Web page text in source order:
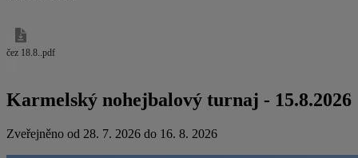
čez 18.8..pdf
Karmelský nohejbalový turnaj - 15.8.2026
Zveřejněno od 28. 7. 2026 do 16. 8. 2026